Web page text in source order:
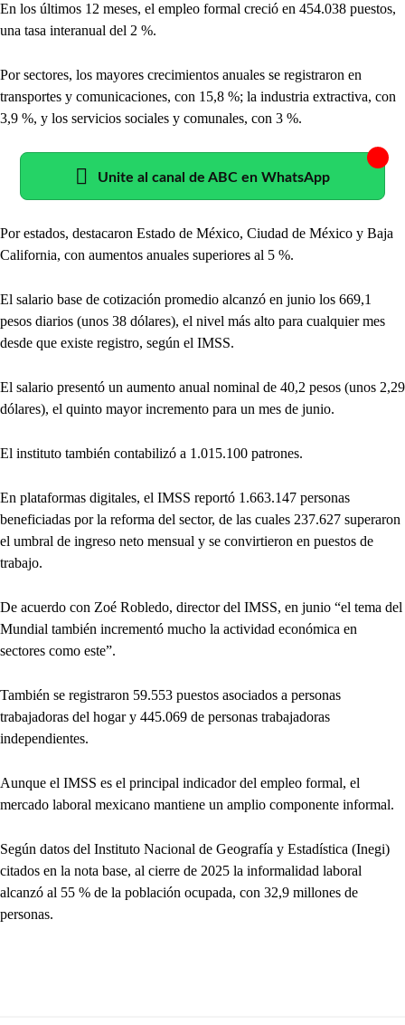
En los últimos 12 meses, el empleo formal creció en 454.038 puestos,
una tasa interanual del 2 %.
Por sectores, los mayores crecimientos anuales se registraron en
transportes y comunicaciones, con 15,8 %; la industria extractiva, con
3,9 %, y los servicios sociales y comunales, con 3 %.
Unite al canal de ABC en WhatsApp
Por estados, destacaron Estado de México, Ciudad de México y Baja
California, con aumentos anuales superiores al 5 %.
El salario base de cotización promedio alcanzó en junio los 669,1
pesos diarios (unos 38 dólares), el nivel más alto para cualquier mes
desde que existe registro, según el IMSS.
El salario presentó un aumento anual nominal de 40,2 pesos (unos 2,29
dólares), el quinto mayor incremento para un mes de junio.
El instituto también contabilizó a 1.015.100 patrones.
En plataformas digitales, el IMSS reportó 1.663.147 personas
beneficiadas por la reforma del sector, de las cuales 237.627 superaron
el umbral de ingreso neto mensual y se convirtieron en puestos de
trabajo.
De acuerdo con Zoé Robledo, director del IMSS, en junio “el tema del
Mundial también incrementó mucho la actividad económica en
sectores como este”.
También se registraron 59.553 puestos asociados a personas
trabajadoras del hogar y 445.069 de personas trabajadoras
independientes.
Aunque el IMSS es el principal indicador del empleo formal, el
mercado laboral mexicano mantiene un amplio componente informal.
Según datos del Instituto Nacional de Geografía y Estadística (Inegi)
citados en la nota base, al cierre de 2025 la informalidad laboral
alcanzó al 55 % de la población ocupada, con 32,9 millones de
personas.